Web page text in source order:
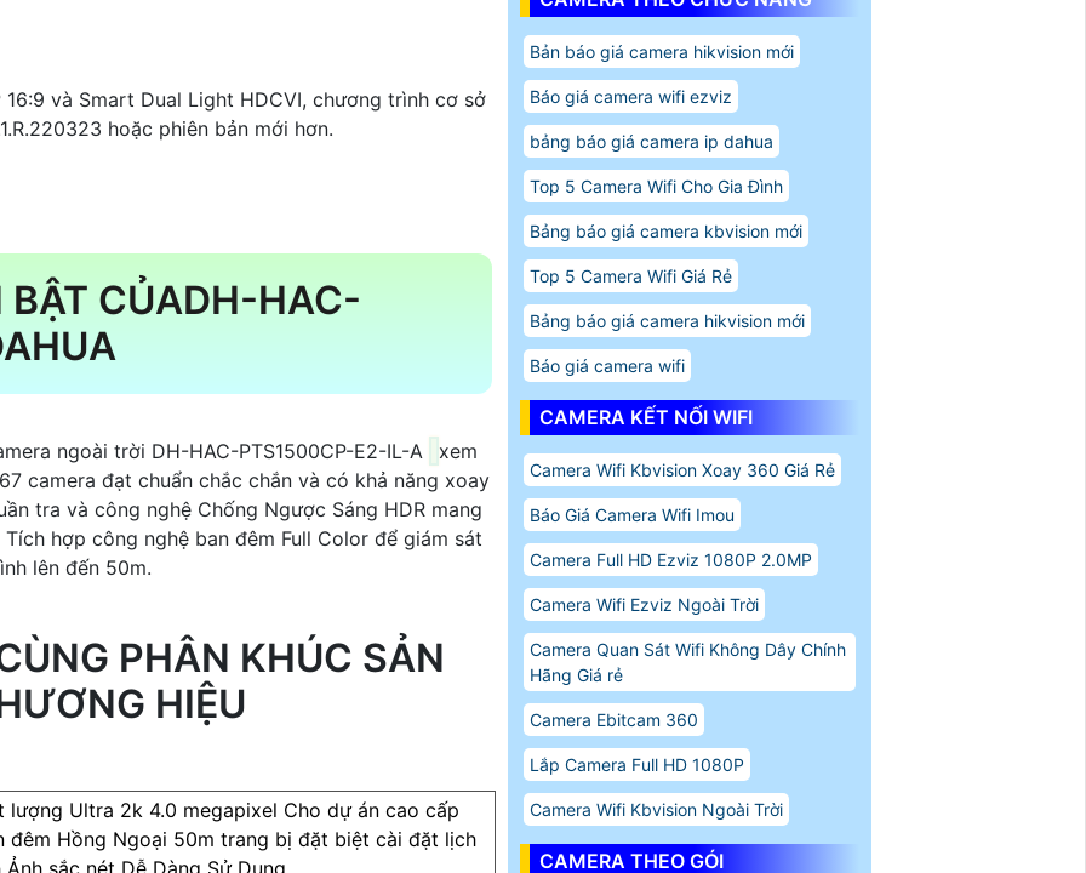
và Smart Dual Light HDCVI, chương trình cơ sở
hoặc phiên bản mới hơn.
CỦADH-HAC-
ngoài trời DH-HAC-PTS1500CP-E2-IL-A
xem
camera đạt chuẩn chắc chắn và có khả năng xoay
tra và công nghệ Chống Ngược Sáng HDR mang
hợp công nghệ ban đêm Full Color để giám sát
lên đến 50m.
PHÂN KHÚC SẢN
HIỆU
lượng Ultra 2k 4.0 megapixel Cho dự án cao cấp
đêm Hồng Ngoại 50m trang bị đặt biệt cài đặt lịch
Bản báo giá camera hikvision mới
Báo giá camera wifi ezviz
bảng báo giá camera ip dahua
Top 5 Camera Wifi Cho Gia Đình
Bảng báo giá camera kbvision mới
Top 5 Camera Wifi Giá Rẻ
Bảng báo giá camera hikvision mới
Báo giá camera wifi
CAMERA KẾT NỐI WIFI
Camera Wifi Kbvision Xoay 360 Giá Rẻ
Báo Giá Camera Wifi Imou
Camera Full HD Ezviz 1080P 2.0MP
Camera Wifi Ezviz Ngoài Trời
Camera Quan Sát Wifi Không Dây Chính
Hãng Giá rẻ
Camera Ebitcam 360
Lắp Camera Full HD 1080P
Camera Wifi Kbvision Ngoài Trời
CAMERA THEO GÓI